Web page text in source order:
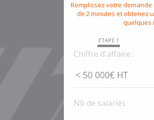
Remplissez votre
de 2 minutes et obtenez
quelques
ETAPE 1
Chiffre d'affaire :
Nb de salariés :